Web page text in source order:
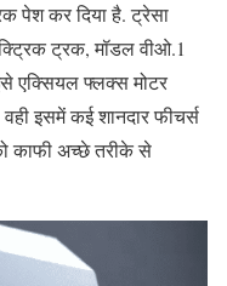
पेश कर दिया है. ट्रेसा
ट्रक, मॉडल वीओ.1
एक्सियल फ्लक्‍स मोटर
इसमें कई शानदार फीचर्स
काफी अच्छे तरीके से